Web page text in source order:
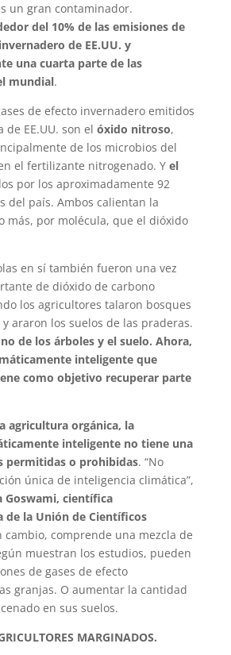
un gran contaminador.
del 10% de las emisiones de
de EE.UU. y
una cuarta parte de las
mundial.
de efecto invernadero emitidos
EE.UU. son el óxido nitroso,
de los microbios del
el fertilizante nitrogenado. Y el
por los aproximadamente 92
del país. Ambos calientan la
más, por molécula, que el dióxido
en sí también fueron una vez
de dióxido de carbono
los agricultores talaron bosques
araron los suelos de las praderas.
de los árboles y el suelo. Ahora,
inteligente que
como objetivo recuperar parte
agricultura orgánica, la
inteligente no tiene una
permitidas o prohibidas. “No
única de inteligencia climática”,
Goswami, científica
de la Unión de Científicos
cambio, comprende una mezcla de
muestran los estudios, pueden
de gases de efecto
granjas. O aumentar la cantidad
en sus suelos.
MARGINADOS.